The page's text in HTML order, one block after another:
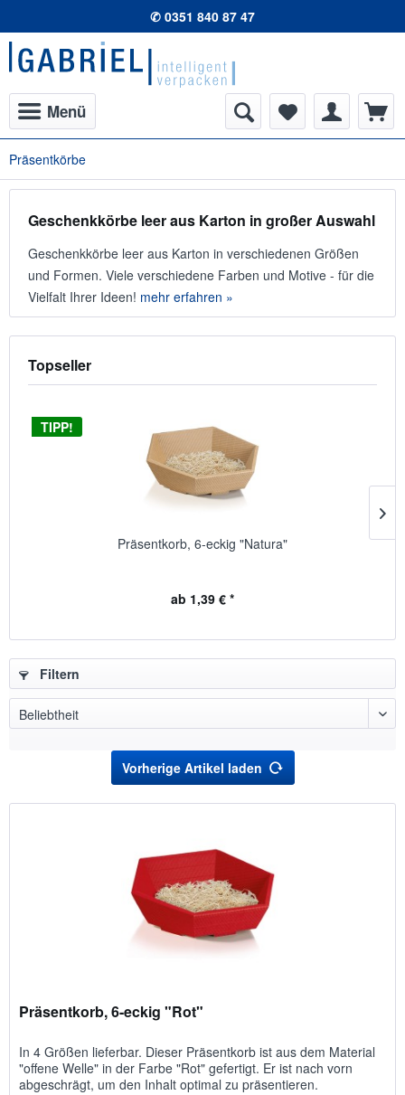
✆ 0351 840 87 47
Menü
Präsentkörbe
Geschenkkörbe leer aus Karton in großer Auswahl
Geschenkkörbe leer aus Karton in verschiedenen Größen
und Formen. Viele verschiedene Farben und Motive - für die
Vielfalt Ihrer Ideen! mehr erfahren »
Topseller
TIPP!
Präsentkorb, 6-eckig "Natura"
ab 1,39 € *
Filtern
Vorherige Artikel laden
Präsentkorb, 6-eckig "Rot"
In 4 Größen lieferbar. Dieser Präsentkorb ist aus dem Material
"offene Welle" in der Farbe "Rot" gefertigt. Er ist nach vorn
abgeschrägt, um den Inhalt optimal zu präsentieren.